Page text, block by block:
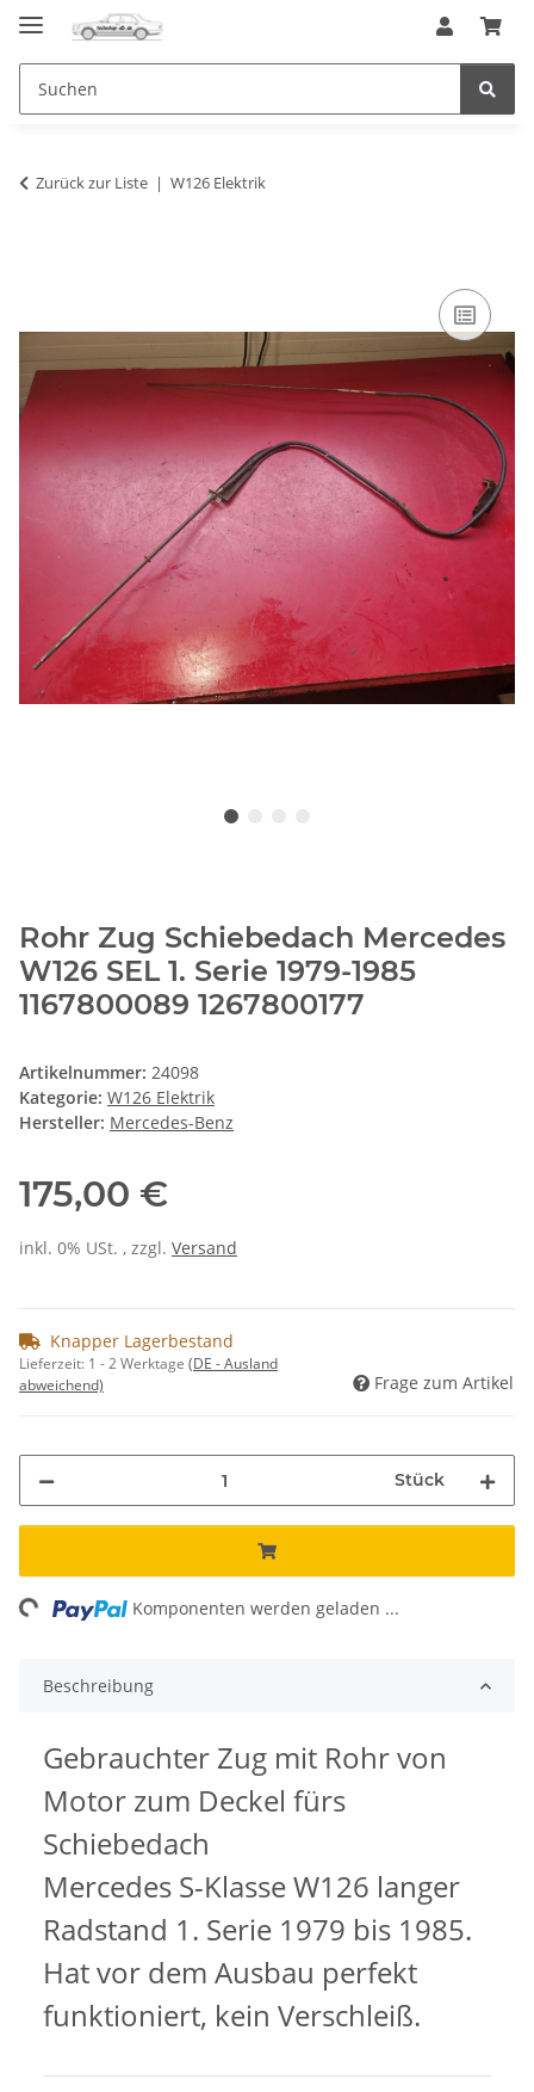
Zurück zur Liste W126 Elektrik
Rohr Zug Schiebedach Mercedes
W126 SEL 1. Serie 1979-1985
1167800089 1267800177
Artikelnummer: 24098
Kategorie: W126 Elektrik
Hersteller: Mercedes-Benz
175,00 €
inkl. 0% USt. , zzgl. Versand
Knapper Lagerbestand
Lieferzeit: 1 - 2 Werktage (DE - Ausland
abweichend)
Frage zum Artikel
Stück
Komponenten werden geladen ...
Beschreibung
Gebrauchter Zug mit Rohr von
Motor zum Deckel fürs
Schiebedach
Mercedes S-Klasse W126 langer
Radstand 1. Serie 1979 bis 1985.
Hat vor dem Ausbau perfekt
funktioniert, kein Verschleiß.